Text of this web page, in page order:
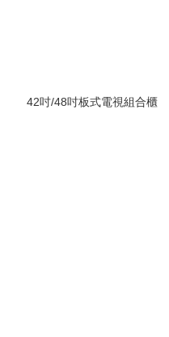
42吋/48吋板式電視組合櫃